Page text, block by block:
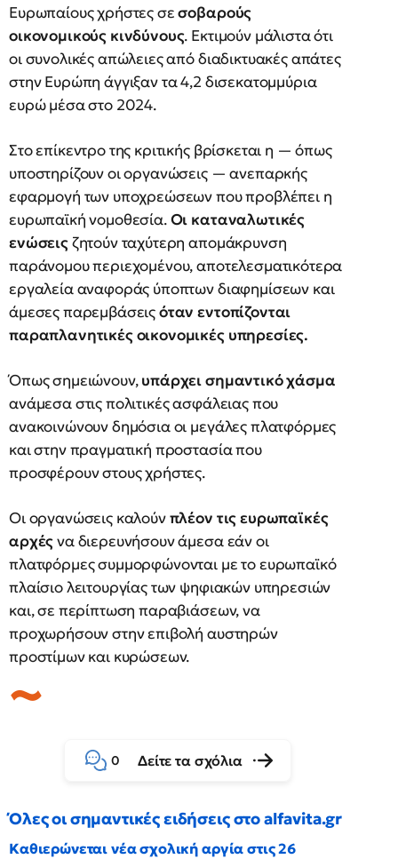
Ευρωπαίους χρήστες σεσοβαρούς
οικονομικούς κινδύνους. Εκτιμούν μάλιστα ότι
οι συνολικές απώλειες από διαδικτυακές απάτες
στην Ευρώπη άγγιξαν τα 4,2 δισεκατομμύρια
ευρώ μέσα στο 2024.
Στο επίκεντρο της κριτικής βρίσκεται η — όπως
υποστηρίζουν οι οργανώσεις — ανεπαρκής
εφαρμογή των υποχρεώσεων που προβλέπει η
ευρωπαϊκή νομοθεσία.Οι καταναλωτικές
ενώσειςζητούν ταχύτερη απομάκρυνση
παράνομου περιεχομένου, αποτελεσματικότερα
εργαλεία αναφοράς ύποπτων διαφημίσεων και
άμεσες παρεμβάσειςόταν εντοπίζονται
παραπλανητικές οικονομικές υπηρεσίες.
Όπως σημειώνουν,υπάρχει σημαντικό χάσμα
ανάμεσα στις πολιτικές ασφάλειας που
ανακοινώνουν δημόσια οι μεγάλες πλατφόρμες
και στην πραγματική προστασία που
προσφέρουν στους χρήστες.
Οι οργανώσεις καλούνπλέον τις ευρωπαϊκές
αρχέςνα διερευνήσουν άμεσα εάν οι
πλατφόρμες συμμορφώνονται με το ευρωπαϊκό
πλαίσιο λειτουργίας των ψηφιακών υπηρεσιών
και, σε περίπτωση παραβιάσεων, να
προχωρήσουν στην επιβολή αυστηρών
προστίμων και κυρώσεων.
0 Δείτε τα σχόλια
Όλες οι σημαντικές ειδήσεις στο alfavita.gr
Καθιερώνεται νέα σχολική αργία στις 26